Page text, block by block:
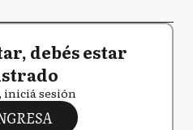
debés estar
iniciá sesión